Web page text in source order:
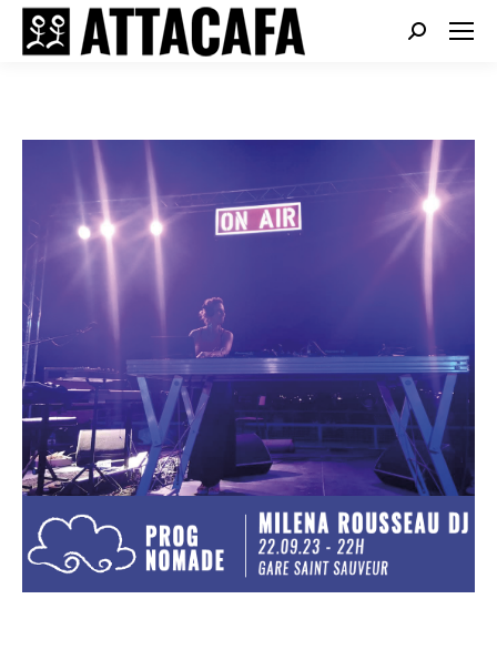
Search: